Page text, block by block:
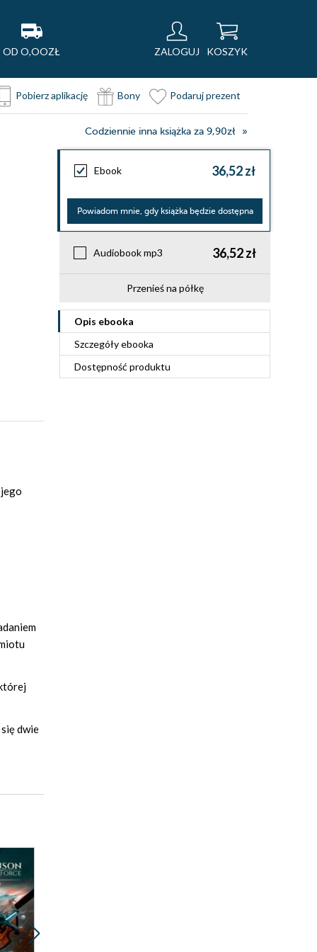
OD O,OOZŁ ZALOGUJ KOSZYK
Pobierz aplikację Bony Podaruj prezent
Codziennie inna książka za 9,90zł
Ebook 36,52 zł
Powiadom mnie, gdy książka będzie dostępna
Audiobook mp3 36,52 zł
Przenieś na półkę
Opis ebooka
Szczegółyebooka
Dostępność produktu
dwie